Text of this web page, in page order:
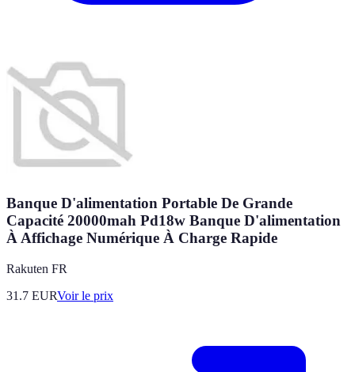
Banque D'alimentation Portable De Grande
Capacité 20000mah Pd18w Banque D'alimentation
À Affichage Numérique À Charge Rapide
Rakuten FR
31.7 EURVoir le prix